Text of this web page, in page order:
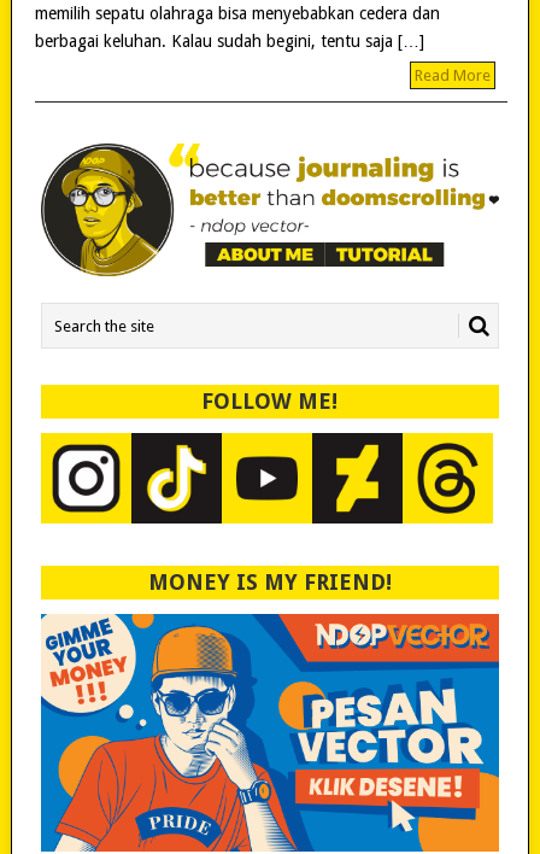
memilih sepatu olahraga bisa menyebabkan cedera dan
berbagai keluhan. Kalau sudah begini, tentu saja […]
Read More
FOLLOW ME!
MONEY IS MY FRIEND!